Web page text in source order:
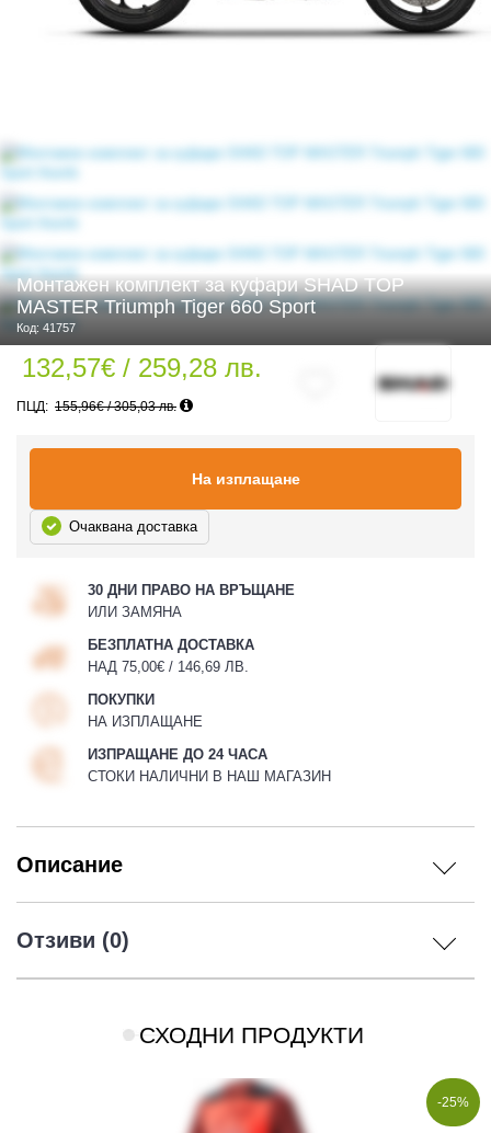
Монтажен комплект за куфари SHAD TOP
MASTER Triumph Tiger 660 Sport
Код: 41757
132,57€ / 259,28 лв.
155,96€ / 305,03 лв.
На изплащане
Очаквана доставка
30 ДНИ ПРАВО НА ВРЪЩАНЕ
ИЛИ ЗАМЯНА
БЕЗПЛАТНА ДОСТАВКА
НАД 75,00€ / 146,69 ЛВ.
ПОКУПКИ
НА ИЗПЛАЩАНЕ
ИЗПРАЩАНЕ ДО 24 ЧАСА
СТОКИ НАЛИЧНИ В НАШ МАГАЗИН
Описание
Отзиви (0)
СХОДНИ ПРОДУКТИ
-25%